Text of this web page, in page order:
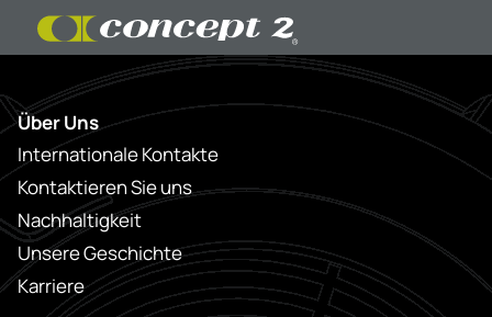
Über Uns
Internationale Kontakte
Kontaktieren Sie uns
Nachhaltigkeit
Unsere Geschichte
Karriere